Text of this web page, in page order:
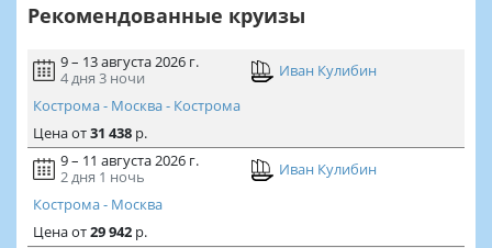
Рекомендованные круизы
9 – 13 августа 2026 г.
4 дня 3 ночи
Иван Кулибин
Кострома - Москва - Кострома
Ценаот31 438р.
9 – 11 августа 2026 г.
2 дня 1 ночь
Иван Кулибин
Кострома - Москва
Ценаот29 942р.